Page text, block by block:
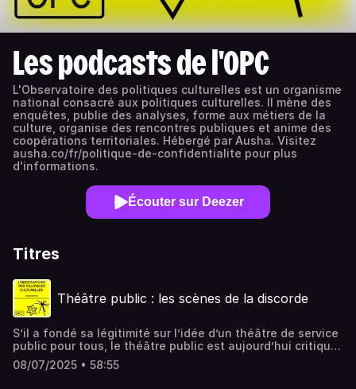
Les podcasts de l'OPC
L'Observatoire des politiques culturelles est un organisme
national consacré aux politiques culturelles. Il mène des
enquêtes, publie des analyses, forme aux métiers de la
culture, organise des rencontres publiques et anime des
coopérations territoriales. Hébergé par Ausha. Visitez
ausha.co/fr/politique-de-confidentialite pour plus
d'informations.
Écouter sur Deezer
Titres
Théâtre public : les scènes de la discorde
S’il a fondé sa légitimité sur l’idée d’un théâtre de service
public pour tous, le théâtre public est aujourd’hui critiqué
pour son entre-soi et son éloignement des classes
populaires. En 2023, seulement 14 % de la population
08/07/2025 • 58:55